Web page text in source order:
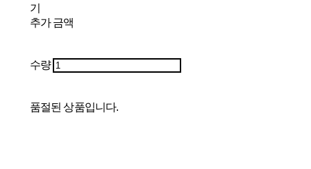
기
추가 금액
수량
품절된 상품입니다.